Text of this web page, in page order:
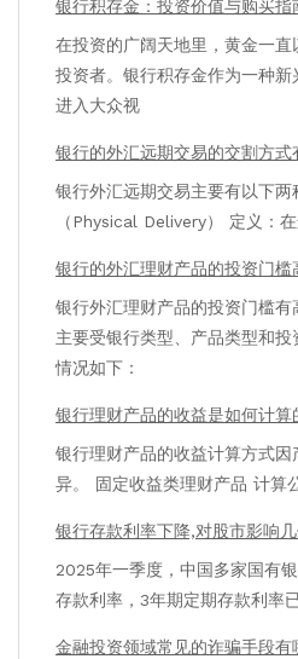
银行积存金：投资价值与购买指
在投资的广阔天地里，黄金一
投资者。银行积存金作为一种
进入大众视
银行的外汇远期交易的交割方式
银行外汇远期交易主要有以下两
（Physical Delivery） 定义：
银行的外汇理财产品的投资门槛
银行外汇理财产品的投资门槛有
主要受银行类型、产品类型和
情况如下：
银行理财产品的收益是如何计算
银行理财产品的收益计算方式
异。 固定收益类理财产品 计算
银行存款利率下降,对股市影响
2025年一季度，中国多家国有
存款利率，3年期定期存款利率
金融投资领域常见的诈骗手段有